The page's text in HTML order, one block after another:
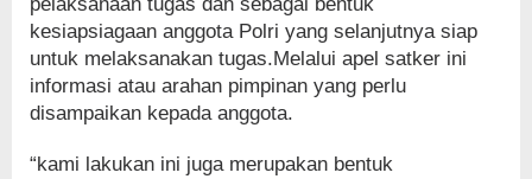
kesiapsiagaan anggota Polri yang selanjutnya siap
untuk melaksanakan tugas.Melalui apel satker ini
informasi atau arahan pimpinan yang perlu
disampaikan kepada anggota.
“kami lakukan ini juga merupakan bentuk